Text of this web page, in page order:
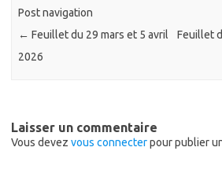
Post navigation
← Feuillet du 29 mars et 5 avril
2026
Feuillet
Laisser un commentaire
Vous devez vous connecterpour publier